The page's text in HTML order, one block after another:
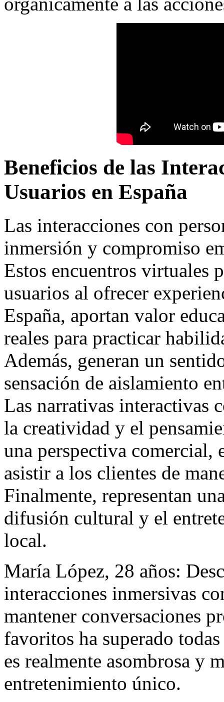
Beneficios de las
Usuarios en España
Las interacciones con
inmersión y compromiso
Estos encuentros virtuales
usuarios al ofrecer
España, aportan valor
reales para practicar
Además, generan un
sensación de aislamiento
Las narrativas interactivas
la creatividad y el
una perspectiva comercial,
asistir a los clientes de
Finalmente, representan
difusión cultural y el
local.
María López, 28 años:
interacciones inmersivas
mantener conversaciones
favoritos ha superado
es realmente asombrosa y
entretenimiento único.